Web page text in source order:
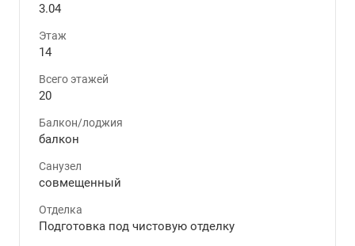
3.04
Этаж
14
Всего этажей
20
Балкон/лоджия
балкон
Санузел
совмещенный
Отделка
Подготовка под чистовую отделку